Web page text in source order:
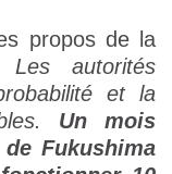
propos de la
Les autorités
et la
Un mois
Fukushima